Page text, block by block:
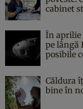
cabinet
În aprilie
pe lângă
posibile
Căldura
bine în